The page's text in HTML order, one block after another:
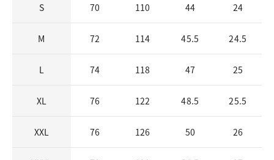
S 70 110 44 24
M 72 114 45.5 24.5
L 74 118 47 25
XL 76 122 48.5 25.5
XXL 76 126 50 26